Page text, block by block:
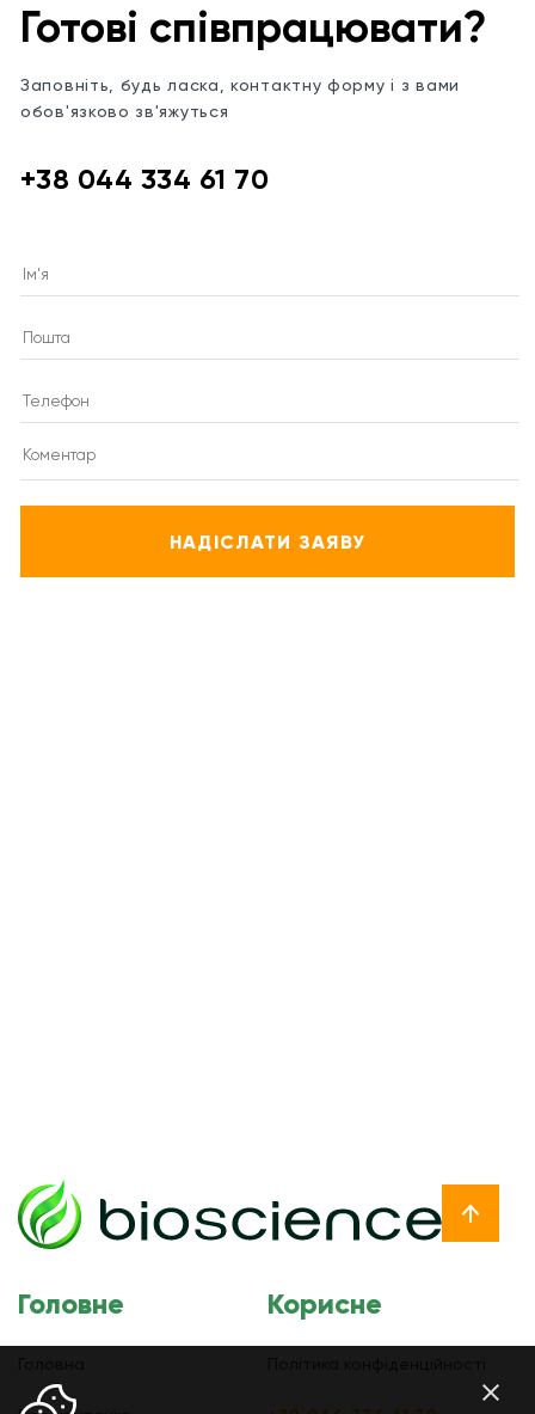
Готові співпрацювати?
Заповніть, будь ласка, контактну форму і з вами
обов'язково зв'яжуться
+38 044 334 61 70
Головне Корисне